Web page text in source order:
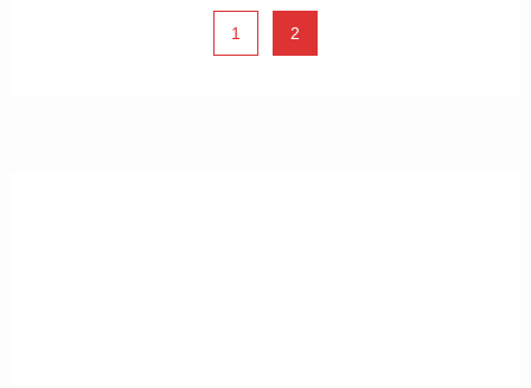
1 2